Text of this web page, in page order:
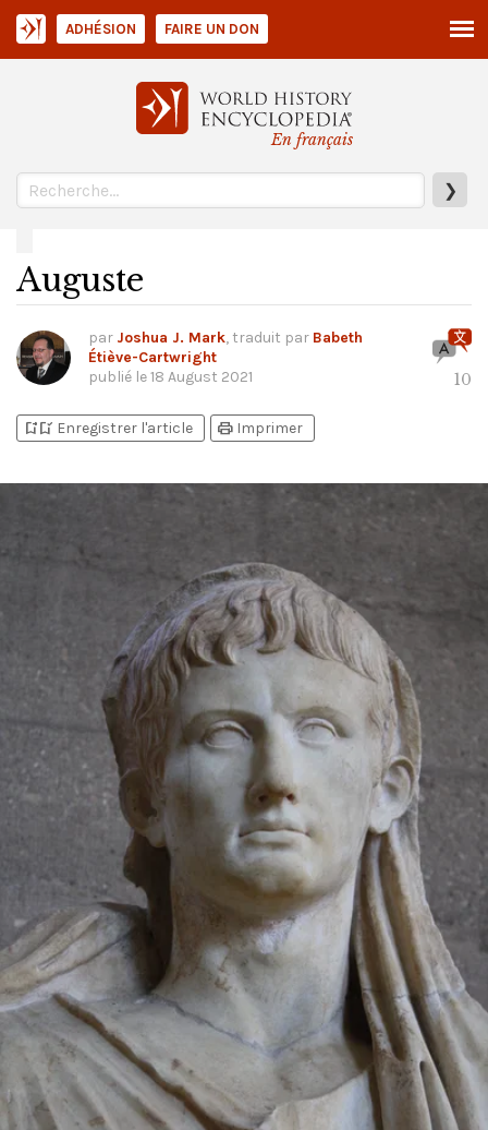
En français
❯
ADHÉSION FAIRE UN DON
Auguste
par Joshua J. Mark, traduit par Babeth
Étiève-Cartwright
publié le18 August 2021 10
bookmark_addbookmark_added Enregistrer l'article print Imprimer